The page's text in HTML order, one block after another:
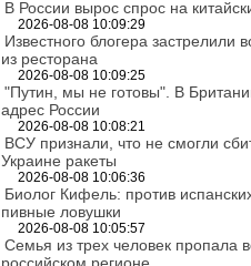
В России вырос спрос на
2026-08-08 10:09:29
Известного блогера застрелили
из ресторана
2026-08-08 10:09:25
"Путин, мы не готовы". В
адрес России
2026-08-08 10:08:21
ВСУ признали, что не смогли
Украине ракеты
2026-08-08 10:06:36
Биолог Кифель: против
пивные ловушки
2026-08-08 10:05:57
Семья из трех человек пропала